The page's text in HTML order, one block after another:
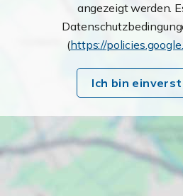
angezeigt werden.
(https://
Ich bin